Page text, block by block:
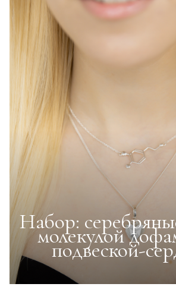
Набор:
молекулой
подвеской-